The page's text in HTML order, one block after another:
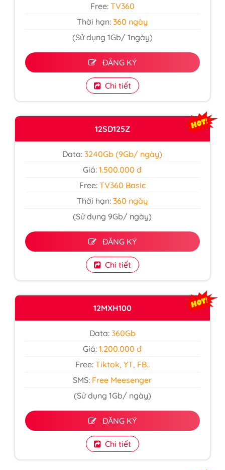
Free: TV360
Thời hạn:360 ngày
(Sử dụng 1Gb/ 1ngày)
ĐĂNG KÝ
Chi tiết
12SD125Z
Data: 3240Gb (9Gb/ ngày)
Giá:1.500.000 đ
Free: TV360 Basic
Thời hạn: 360 ngày
(Sử dụng 9Gb/ ngày)
ĐĂNG KÝ
Chi tiết
12MXH100
Data:360Gb
Giá:1.200.000 đ
Free:Tiktok, YT, FB..
SMS: Free Meesenger
(Sử dụng 1Gb/ ngày)
ĐĂNG KÝ
Chi tiết